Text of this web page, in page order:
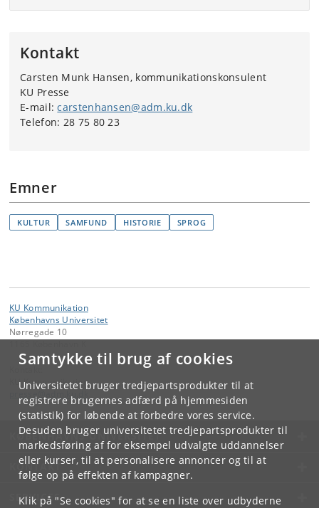
Samtykke til brug af cookies
Universitetet bruger tredjepartsprodukter til at
registrere brugernes adfærd på hjemmesiden
(statistik) for løbende at forbedre vores service.
Desuden bruger universitetet tredjepartsprodukter til
markedsføring af for eksempel udvalgte uddannelser
eller kurser, til at personalisere annoncer og til at
følge op på effekten af kampagner.
Klik på "Se cookies" for at se en liste over udbyderne
Kontakt
Carsten Munk Hansen, kommunikationskonsulent
KU Presse
E-mail:carstenhansen@adm.ku.dk
Telefon: 28 75 80 23
Emner
KULTUR SAMFUND HISTORIE SPROG
KU Kommunikation
Københavns Universitet
Nørregade 10
KU Kommunikation
KØBENHAVNS UNIVERSITET
KONTAKT
SERVICES